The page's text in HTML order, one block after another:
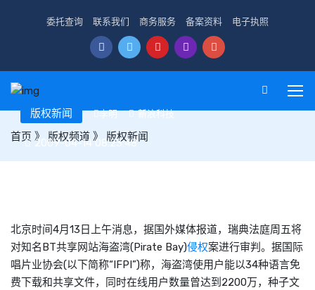
委托查询 联系我们 商务服务 备案资料 电子执照
首页 》 版权频道》版权新闻
版权新闻 李明 新浪科技
2009-04-14 08:23:48
北京时间4月13日上午消息，据国外媒体报道，瑞典法庭周五将
对知名BT共享网站海盗湾(Pirate Bay)侵权案进行审判。据国际
唱片业协会(以下简称“IFPI”)称，海盗湾使用户能以34种语言免
费下载和共享文件，同时在线用户数量曾达到2200万，种子文